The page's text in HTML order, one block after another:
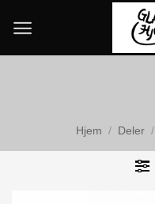
content
Hjem / Deler /